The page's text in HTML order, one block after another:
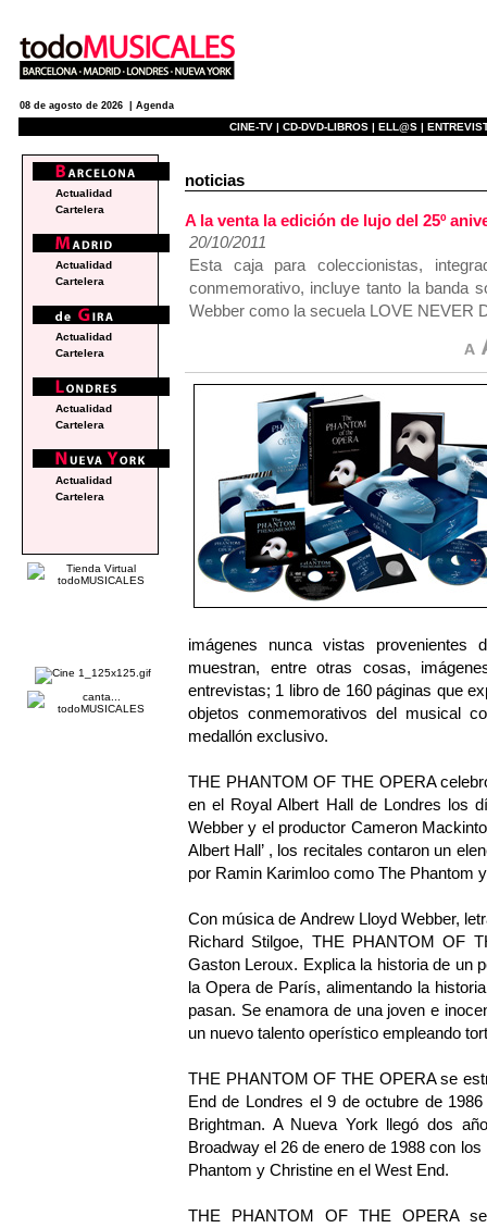
08 de agosto de 2026 | Agenda
CINE-TV | CD-DVD-LIBROS | ELL@S |
noticias
A la venta la edición de lujo del 25º
20/10/2011
Esta caja para coleccionistas,
conmemorativo, incluye tanto la banda
Webber como la secuela LOVE NEVER
imágenes nunca vistas provenientes
muestran, entre otras cosas,
entrevistas; 1 libro de 160 páginas que
objetos conmemorativos del musical
medallón exclusivo.
THE PHANTOM OF THE OPERA
en el Royal Albert Hall de Londres los
Webber y el productor Cameron
Albert Hall’ , los recitales contaron un
por Ramin Karimloo como The Phantom
Con música de Andrew Lloyd Webber,
Richard Stilgoe, THE PHANTOM OF
Gaston Leroux. Explica la historia de un
la Opera de París, alimentando la
pasan. Se enamora de una joven e
un nuevo talento operístico empleando
THE PHANTOM OF THE OPERA se
End de Londres el 9 de octubre de
Brightman. A Nueva York llegó dos
Broadway el 26 de enero de 1988 con
Phantom y Christine en el West End.
THE PHANTOM OF THE OPERA
Actualidad
Cartelera
Actualidad
Cartelera
Actualidad
Cartelera
Actualidad
Cartelera
Actualidad
Cartelera